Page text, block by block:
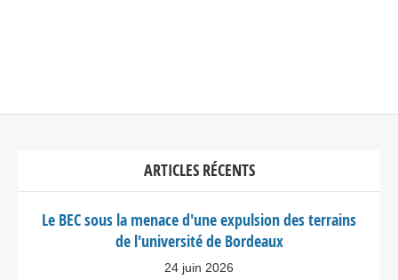
ARTICLES RÉCENTS
Le BEC sous la menace d'une expulsion des terrains
de l'université de Bordeaux
24 juin 2026